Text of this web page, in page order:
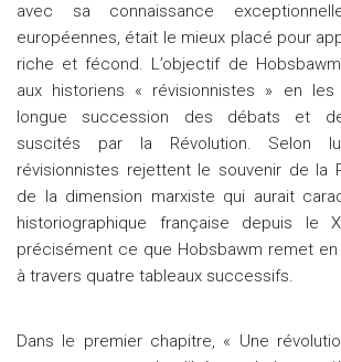
avec sa connaissance
européennes, était le mieux placé pour
riche et fécond. L’objectif de
aux historiens « révisionnistes » en
longue succession des débats et
suscités par la Révolution. Selon
révisionnistes rejettent le souvenir de la
de la dimension marxiste qui aurait
historiographique française depuis le
précisément ce que Hobsbawm remet
à travers quatre tableaux successifs.
Dans le premier chapitre, « Une